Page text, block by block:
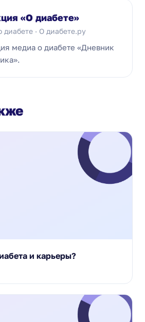
«О диабете»
диабете · О диабете.ру
медиа о диабете «Дневник
и карьеры?